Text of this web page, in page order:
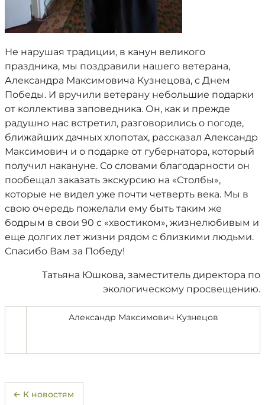
Не нарушая традиции, в канун великого
праздника, мы поздравили нашего ветерана,
Александра Максимовича Кузнецова, с Днем
Победы. И вручили ветерану небольшие подарки
от коллектива заповедника. Он, как и прежде
радушно нас встретил, разговорились о погоде,
ближайших дачных хлопотах, рассказал Александр
Максимович и о подарке от губернатора, который
получил накануне. Со словами благодарности он
пообещал заказать экскурсию на «Столбы»,
которые не видел уже почти четверть века. Мы в
свою очередь пожелали ему быть таким же
бодрым в свои 90 с «хвостиком», жизнелюбивым и
еще долгих лет жизни рядом с близкими людьми.
Спасибо Вам за Победу!
Татьяна Юшкова, заместитель директора по
экологическому просвещению.
Александр Максимович Кузнецов
← К новостям